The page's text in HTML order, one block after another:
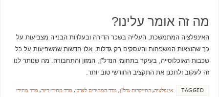
מה זה אומר עלינו?
האינפלציה המתמשכת, העלייה בשכר הדירה ובעלויות הבנייה מצביעות על
כך שהוצאות המשפחות והעסקים רק גדלות. אלו חדשות שמשפיעות על כל
שכבות האוכלוסייה, בעיקר בתחומי הנדל"ן, המזון והתחבורה. מה שנותר לנו
זה לעקוב ולתכנן את התקציב החודשי טוב יותר.
TAGGED אינפלציה, התייקרות נדל"ן, מדד המחירים לצרכן, מדד מחירי דיור, מדד מחירי